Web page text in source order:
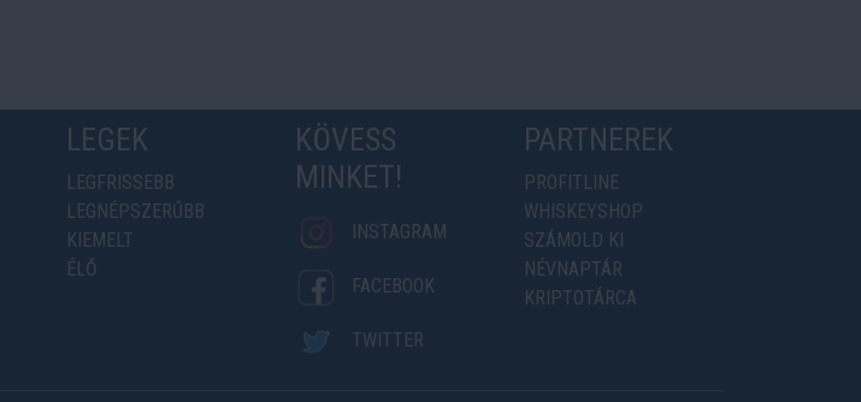
LEGEK
LEGFRISSEBB
LEGNÉPSZERŰBB
KIEMELT
ÉLŐ
KÖVESS
MINKET!
INSTAGRAM
FACEBOOK
TWITTER
PARTNEREK
PROFITLINE
WHISKEYSHOP
SZÁMOLD KI
NÉVNAPTÁR
KRIPTOTÁRCA